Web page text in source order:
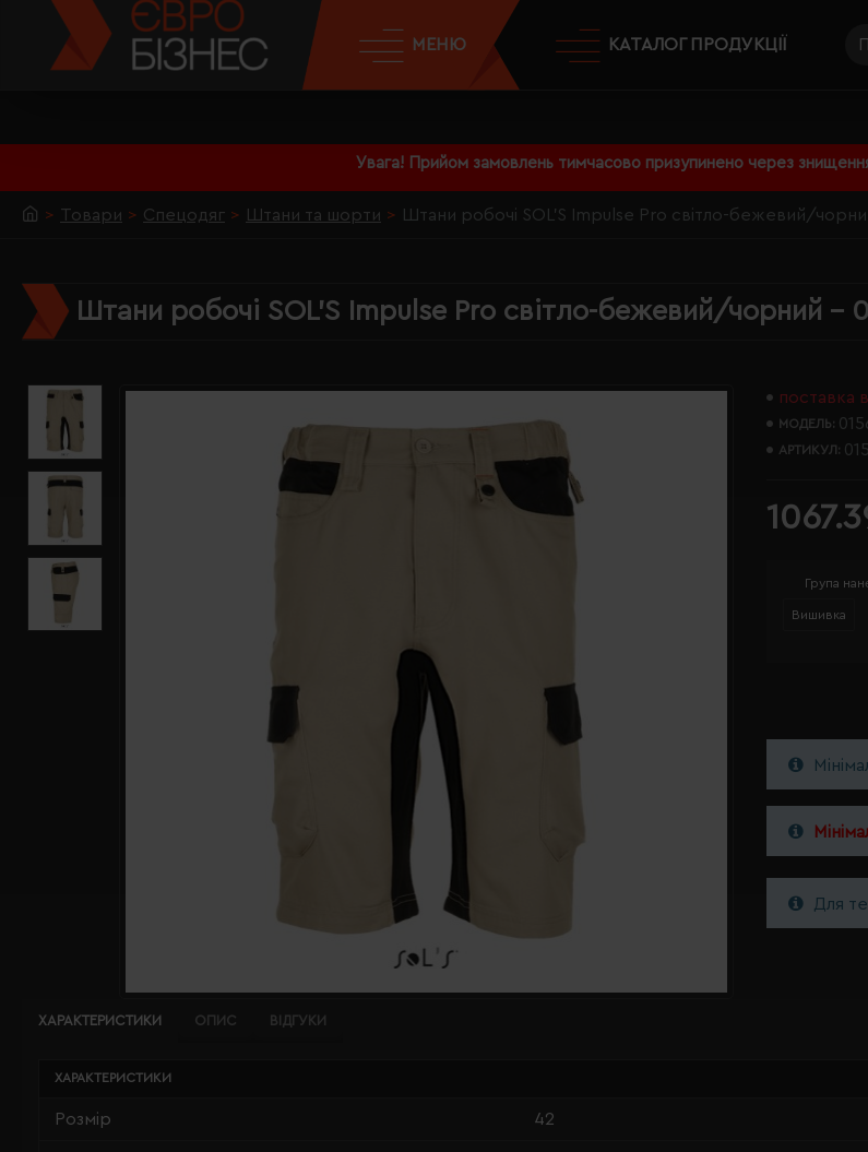
Увага! Прийом замовлень тимчасово призупинено через
МЕНЮ КАТАЛОГ ПРОДУКЦІЇ
Товари Спецодяг Штани та шорти Штани робочі SOL'S Impulse Pro світло-бежевий/
Штани робочі SOL'S Impulse Pro світло-бежевий/чорний -
поставка
МОДЕЛЬ:
АРТИКУЛ:
Група
Вишивка
Для
ХАРАКТЕРИСТИКИ ОПИС ВІДГУКИ
ХАРАКТЕРИСТИКИ
Розмір 42